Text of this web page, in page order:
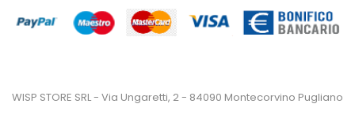
WISP STORE SRL - Via Ungaretti, 2 - 84090 Montecorvino Pugliano